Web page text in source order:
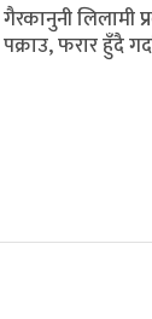
लिलामी
फरार हुँदै